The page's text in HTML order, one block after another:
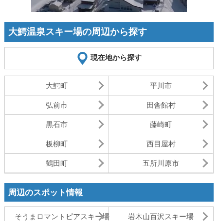
大鰐温泉スキー場の周辺から探す
現在地から探す
大鰐町 平川市
弘前市 田舎館村
黒石市 藤崎町
板柳町 西目屋村
鶴田町 五所川原市
周辺のスポット情報
そうまロマントピアスキー場 岩木山百沢スキー場